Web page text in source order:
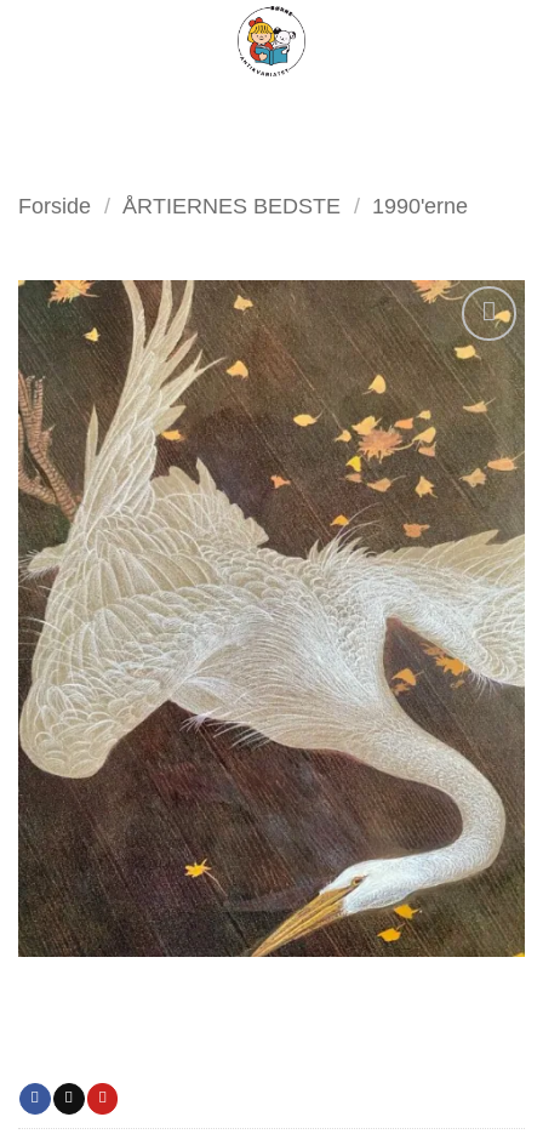
FILTER
Forside / ÅRTIERNES BEDSTE / 1990'erne
Tilføj
som
favorit